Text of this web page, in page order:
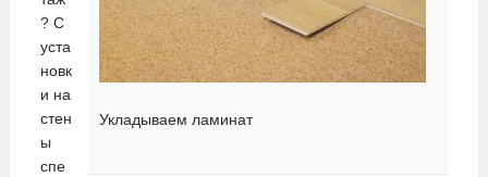
Укладываем ламинат
? С
уста
новк
и на
стен
ы
спе